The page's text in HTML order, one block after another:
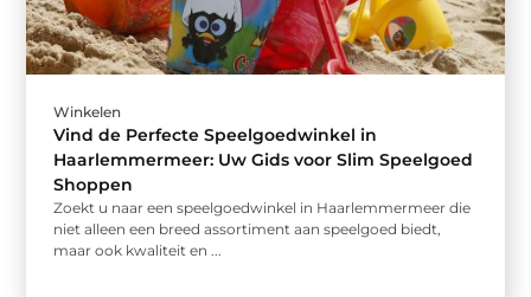
Winkelen
Vind de Perfecte Speelgoedwinkel in
Haarlemmermeer: Uw Gids voor Slim Speelgoed
Shoppen
Zoekt u naar een speelgoedwinkel in Haarlemmermeer die
niet alleen een breed assortiment aan speelgoed biedt,
maar ook kwaliteit en ...